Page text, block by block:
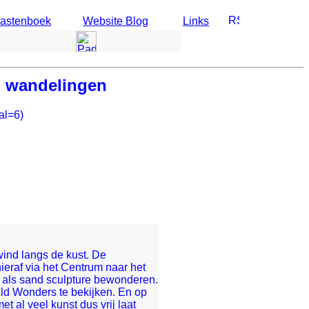
Website Blog Links
wandelingen
langs de kust. De
via het Centrum naar het
sand sculpture bewonderen.
Wonders te bekijken. En op
al veel kunst dus vrij laat